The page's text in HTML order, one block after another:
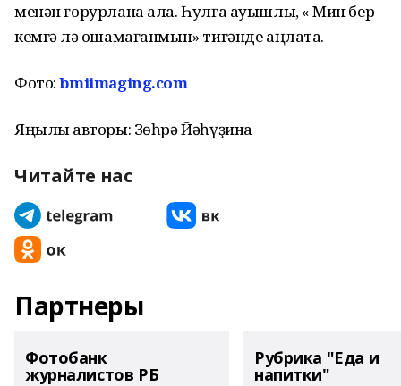
менән ғорурлана ала. Һулға ауышлыҡ, « Мин бер
кемгә лә оҡшамағанмын» тигәнде аңлата.
Фото:bmiimaging.com
Яңылыҡ авторы: Зөһрә Йәһүҙина
Читайте нас
Партнеры
Фотобанк
журналистов РБ
Рубрика "Еда и
напитки"